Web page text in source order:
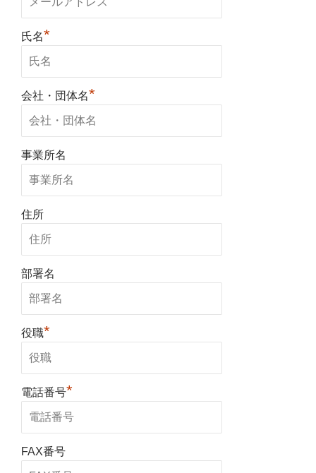
氏名*
会社・団体名*
事業所名
住所
部署名
役職*
電話番号*
FAX番号